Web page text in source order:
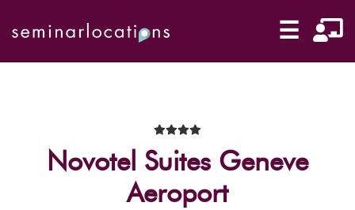
☰
Novotel Suites Geneve
Aeroport